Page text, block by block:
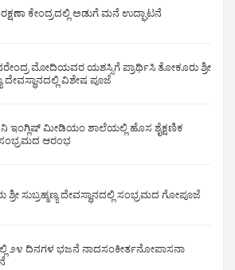
ಕೇಂದ್ರದಲ್ಲಿ ಅಡುಗೆ ಮನೆ ಉದ್ಘಾಟನೆ
ಮೋದಿಯವರ ಯಶಸ್ಸಿಗೆ ಪ್ರಾರ್ಥಿಸಿ ತೋಕೂರು ಶ್ರೀ
ದೇವಸ್ಥಾನದಲ್ಲಿ ವಿಶೇಷ ಪೂಜೆ
ಇಂಗ್ಲಿಷ್ ಮೀಡಿಯಂ ಶಾಲೆಯಲ್ಲಿ ಹೊಸ ಶೈಕ್ಷಣಿಕ
ಆರಂಭ
ಶ್ರೀ ಸುಬ್ರಹ್ಮಣ್ಯ ದೇವಸ್ಥಾನದಲ್ಲಿ ಸಂಭ್ರಮದ ಗೋಪೂಜೆ
೨೪ ದಿನಗಳ ಭಜನೆ ನಾದಸಂಕೀರ್ತನೋಪಾಸನಾ